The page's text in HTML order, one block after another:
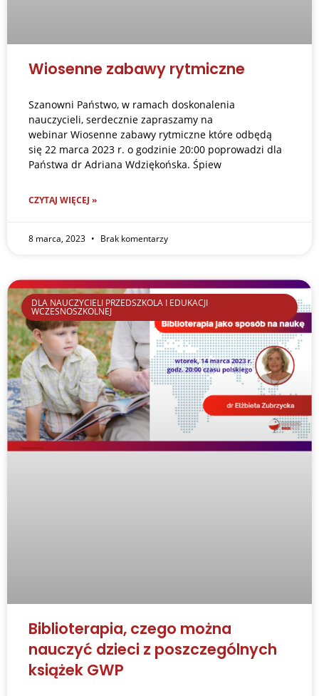
Wiosenne zabawy rytmiczne
Szanowni Państwo, w ramach doskonalenia
nauczycieli, serdecznie zapraszamy na
webinar Wiosenne zabawy rytmiczne które odbędą
się 22 marca 2023 r. o godzinie 20:00 poprowadzi dla
Państwa dr Adriana Wdziękońska. Śpiew
CZYTAJ WIĘCEJ »
8 marca, 2023 Brak komentarzy
DLA NAUCZYCIELI PRZEDSZKOLA I EDUKACJI
WCZESNOSZKOLNEJ
Biblioterapia, czego można
nauczyć dzieci z poszczególnych
książek GWP